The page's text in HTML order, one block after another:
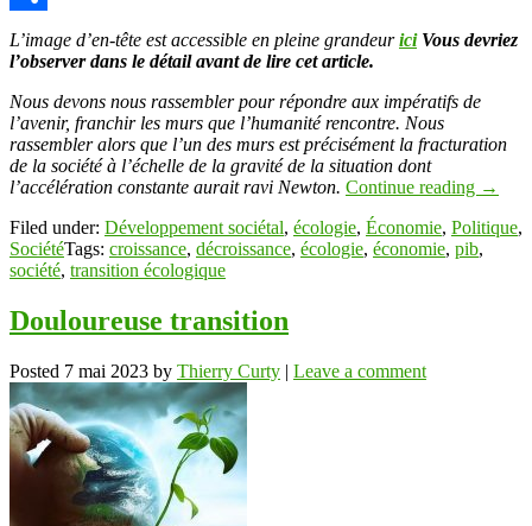
Link
Partager
L’image d’en-tête est accessible en pleine grandeuriciVous devriez
l’observer dans le détail avant de lire cet article.
Nous devons nous rassembler pour répondre aux impératifs de
l’avenir, franchir les murs que l’humanité rencontre. Nous
rassembler alors que l’un des murs est précisément la fracturation
de la société à l’échelle de la gravité de la situation dont
l’accélération constante aurait ravi Newton. Continue reading →
Filed under: Développement sociétal, écologie, Économie, Politique,
SociétéTags: croissance, décroissance, écologie, économie, pib,
société, transition écologique
Douloureuse transition
Posted 7 mai 2023 by Thierry Curty | Leave a comment